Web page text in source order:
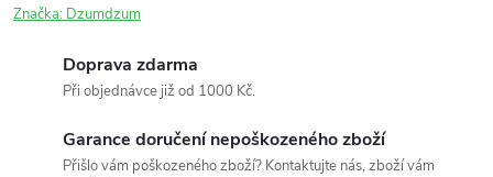
Značka: Dzumdzum
Doprava zdarma
Při objednávce již od 1000 Kč.
Garance doručení nepoškozeného zboží
Přišlo vám poškozeného zboží? Kontaktujte nás, zboží vám